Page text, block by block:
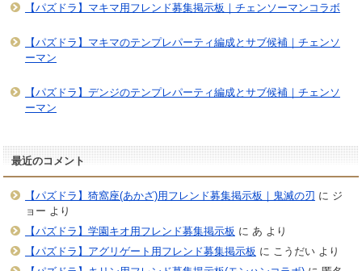
【パズドラ】マキマ用フレンド募集掲示板｜チェンソーマンコラボ
【パズドラ】マキマのテンプレパーティ編成とサブ候補｜チェンソ
ーマン
【パズドラ】デンジのテンプレパーティ編成とサブ候補｜チェンソ
ーマン
最近のコメント
【パズドラ】猗窩座(あかざ)用フレンド募集掲示板｜鬼滅の刃 に ジ
ョー より
【パズドラ】学園キオ用フレンド募集掲示板 に あ より
【パズドラ】アグリゲート用フレンド募集掲示板 に こうだいより